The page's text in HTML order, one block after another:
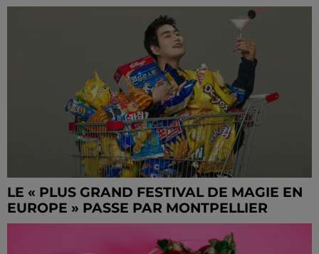
LE « PLUS GRAND FESTIVAL DE MAGIE EN
EUROPE » PASSE PAR MONTPELLIER